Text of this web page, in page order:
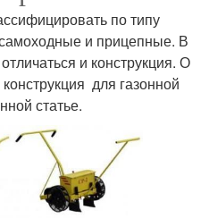
по типу
и прицепные. В
и конструкция. О
для газонной
статье.